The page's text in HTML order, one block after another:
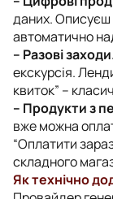
даних. Описуєш
автоматично
– Разові
екскурсія.
квиток” –
– Продукти з
вже можна
“Оплатити
складного
Як технічно